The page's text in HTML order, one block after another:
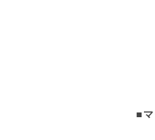
■マ